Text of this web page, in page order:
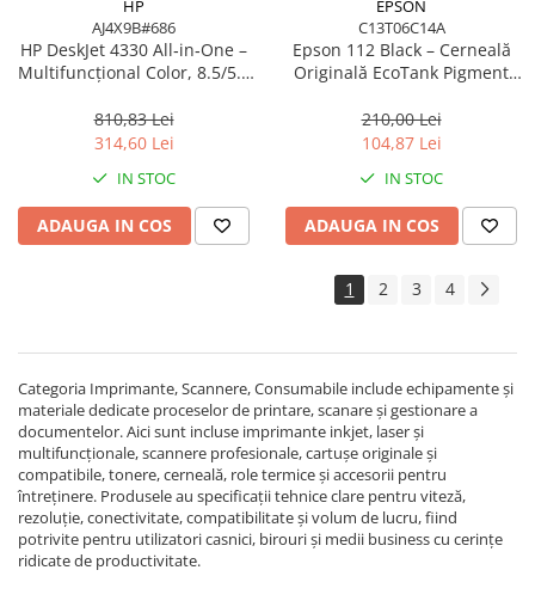
Power Distribution Units (PDU)
PDU Basic
UPS
Line Interactive Towers
Tower Online
Ups Offline
Camere de supraveghere
Camere Securitate IP Outdoor
Software si Clound
Software Microsoft Windows
HP
AJ4X9B#686
HP DeskJet 4330 All‑in‑One –
Multifuncțional Color, 8.5/5.5
810,83 Lei
314,60 Lei
IN STOC
ADAUGA IN COS
EPSON
C13T06C14A
Epson 112 Black – Cerneală
Originală EcoTank Pigment
210,00 Lei
104,87 Lei
IN STOC
ADAUGA IN COS
1 2 3 4
Categoria Imprimante, Scannere, Consumabile include echipamente și
materiale dedicate proceselor de printare, scanare și gestionare a
documentelor. Aici sunt incluse imprimante inkjet, laser și
multifuncționale, scannere profesionale, cartușe originale și
compatibile, tonere, cerneală, role termice și accesorii pentru
întreținere. Produsele au specificații tehnice clare pentru viteză,
rezoluție, conectivitate, compatibilitate și volum de lucru, fiind
potrivite pentru utilizatori casnici, birouri și medii business cu cerințe
ridicate de productivitate.